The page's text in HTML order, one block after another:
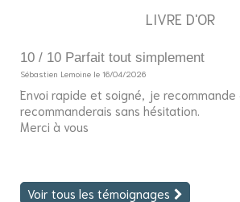
LIVRE D'OR
10 / 10 Parfait tout simplement
Sébastien Lemoine le 16/04/2026
Envoi rapide et soigné, je recommande
recommanderais sans hésitation.
Merci à vous
Voir tous les témoignages